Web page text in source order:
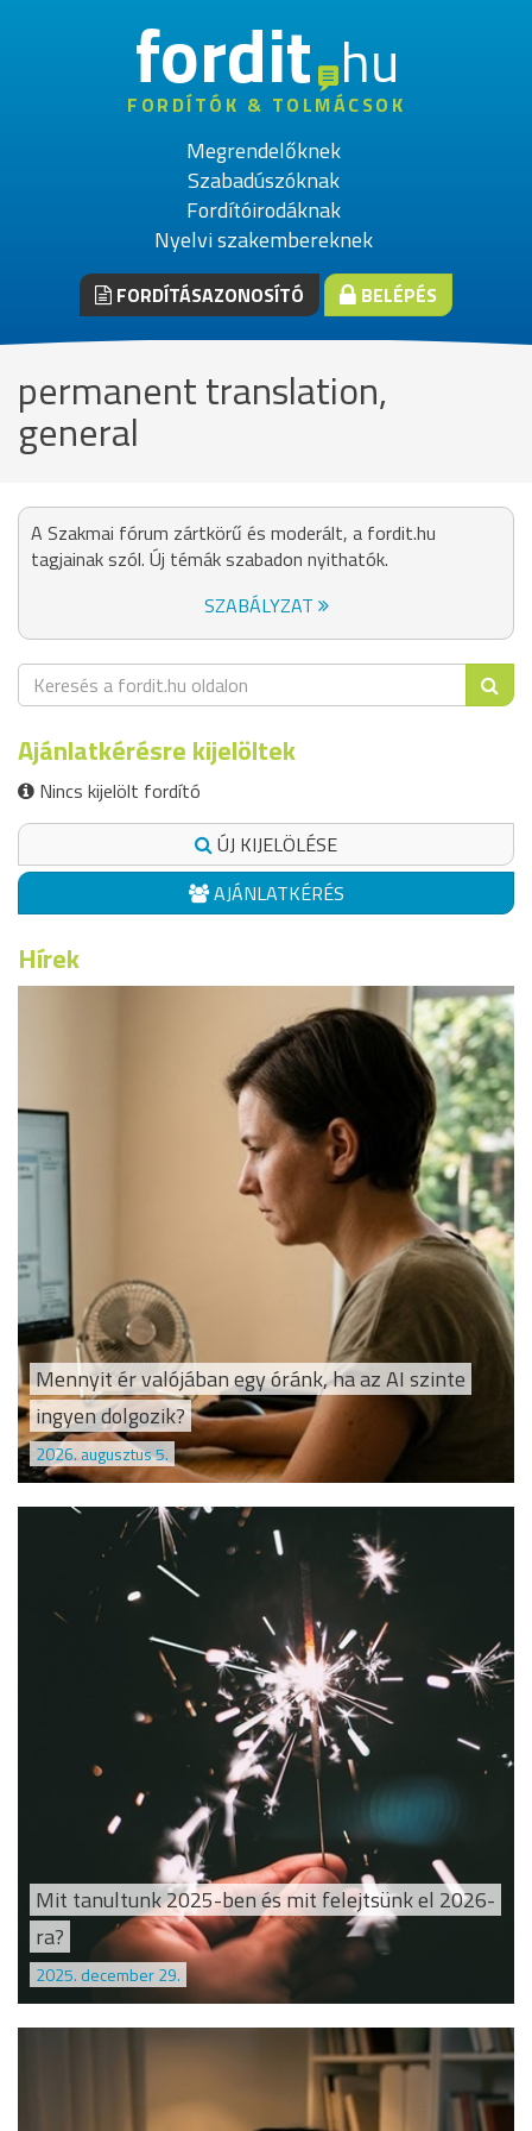
fordithu
FORDÍTÓK & TOLMÁCSOK
Megrendelőknek
Szabadúszóknak
Fordítóirodáknak
Nyelvi szakembereknek
FORDÍTÁSAZONOSÍTÓ BELÉPÉS
permanent translation,
general
A Szakmai fórum zártkörű és moderált, a fordit.hu
tagjainak szól. Új témák szabadon nyithatók.
SZABÁLYZAT
Ajánlatkérésre kijelöltek
Nincs kijelölt fordító
ÚJ KIJELÖLÉSE
AJÁNLATKÉRÉS
Hírek
Mennyit ér valójában egy óránk, ha az AI szinte
ingyen dolgozik?
2026. augusztus 5.
Mit tanultunk 2025-ben és mit felejtsünk el 2026-
ra?
2025. december 29.